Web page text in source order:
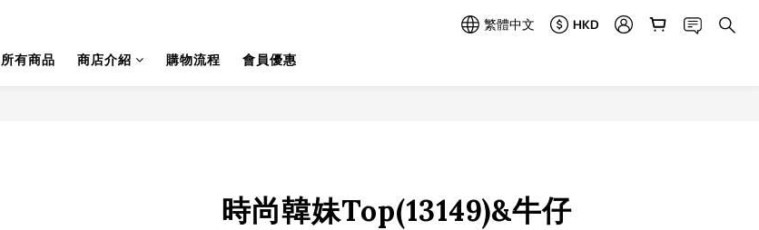
繁體中文
HKD
所有商品
商店介紹 購物流程 會員優惠
時尚韓妹Top(13149)&牛仔